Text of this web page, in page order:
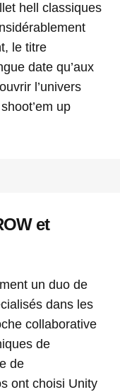
hell classiques
le titre
date qu’aux
l’univers
up
et
un duo de
dans les
collaborative
de
de
ont choisi Unity